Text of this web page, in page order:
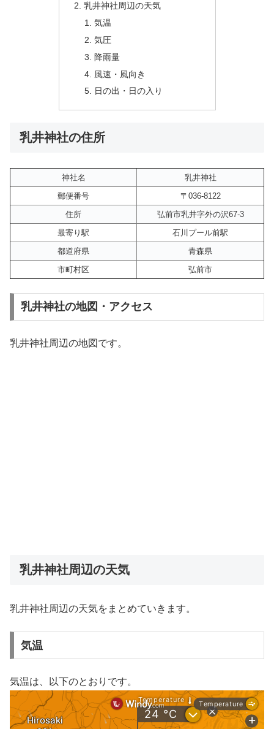
乳井神社周辺の天気
気温
気圧
降雨量
風速・風向き
日の出・日の入り
乳井神社の住所
神社名
乳井神社
郵便番号
〒036-8122
住所
弘前市乳井字外の沢67-3
最寄り駅
石川プール前駅
都道府県
青森県
市町村区
弘前市
乳井神社の地図・アクセス
乳井神社周辺の地図です。
乳井神社周辺の天気
乳井神社周辺の天気をまとめていきます。
気温
気温は、以下のとおりです。